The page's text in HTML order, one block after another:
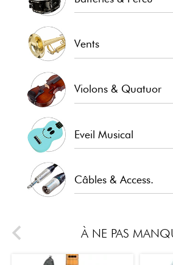
Vents
Violons & Quatuor
Eveil Musical
Câbles & Access.
À NE PAS